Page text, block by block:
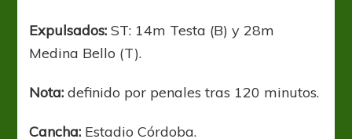
Expulsados: ST: 14m Testa (B) y 28m
Medina Bello (T).
Nota: definido por penales tras 120 minutos.
Cancha: Estadio Córdoba.